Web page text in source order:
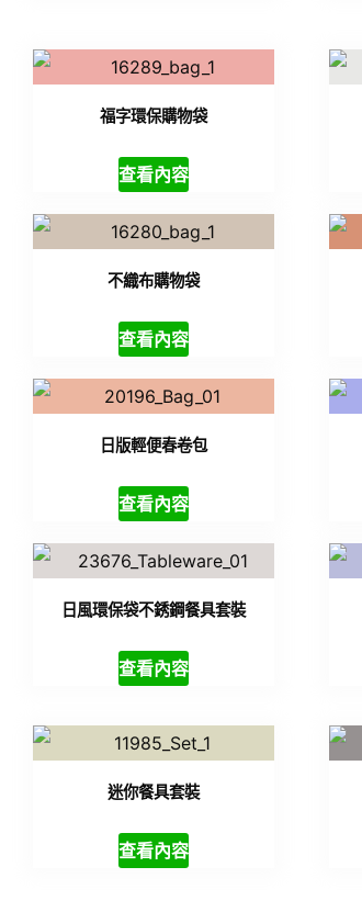
福字環保購物袋
查看內容
不織布購物袋
查看內容
日版輕便春卷包
查看內容
日風環保袋不銹鋼餐具套裝
查看內容
迷你餐具套裝
查看內容